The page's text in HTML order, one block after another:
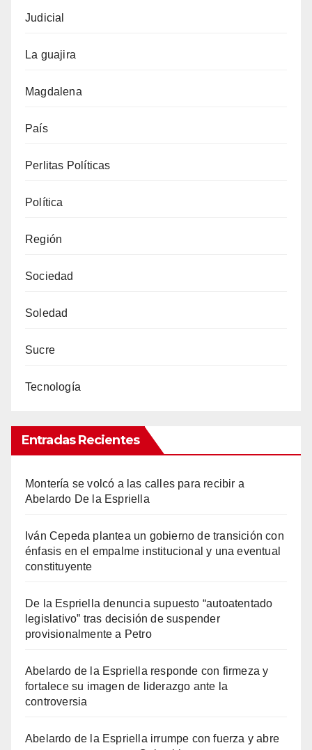
Judicial
La guajira
Magdalena
País
Perlitas Políticas
Política
Región
Sociedad
Soledad
Sucre
Tecnología
Entradas Recientes
Montería se volcó a las calles para recibir a
Abelardo De la Espriella
Iván Cepeda plantea un gobierno de transición con
énfasis en el empalme institucional y una eventual
constituyente
De la Espriella denuncia supuesto “autoatentado
legislativo” tras decisión de suspender
provisionalmente a Petro
Abelardo de la Espriella responde con firmeza y
fortalece su imagen de liderazgo ante la
controversia
Abelardo de la Espriella irrumpe con fuerza y abre